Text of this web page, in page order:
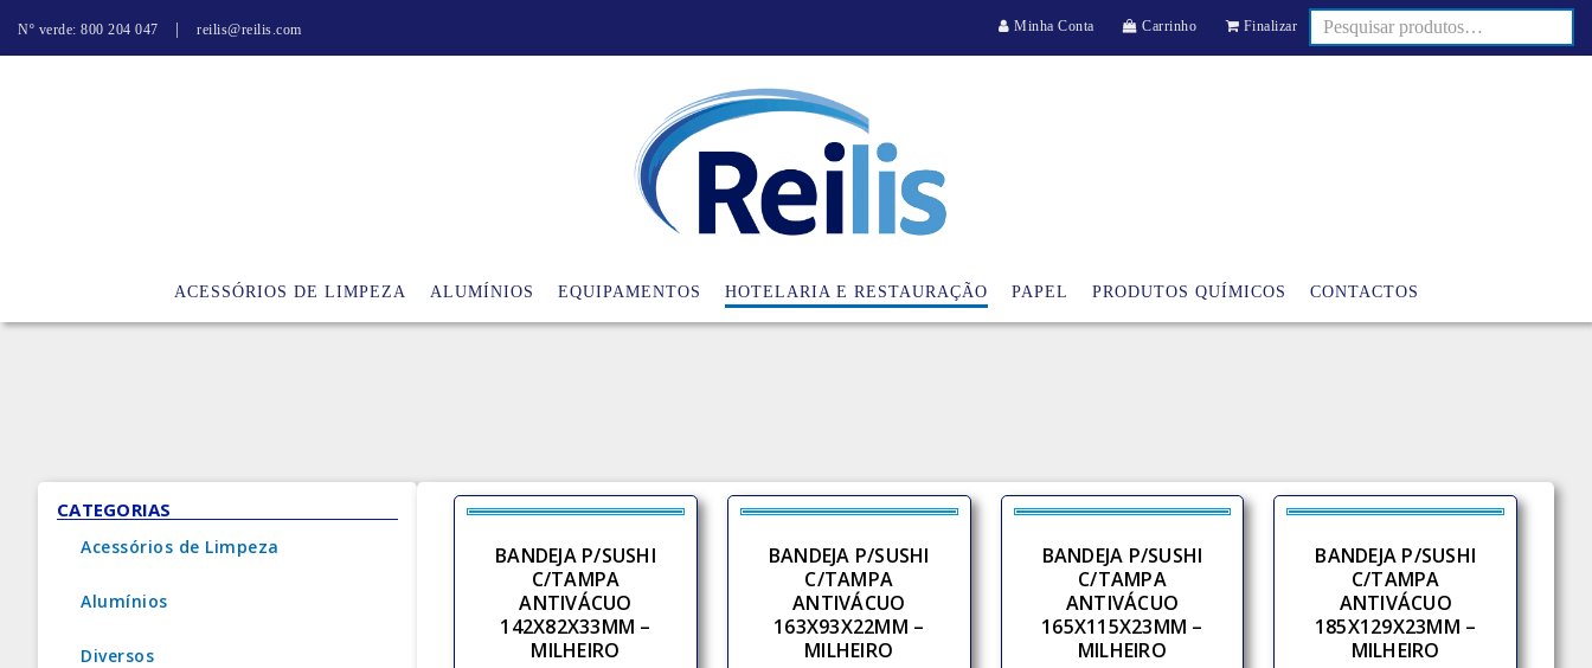
Nº verde: 800 204 047 reilis@reilis.com Minha Conta Carrinho Finalizar
ACESSÓRIOS DE LIMPEZA ALUMÍNIOS EQUIPAMENTOS HOTELARIA E RESTAURAÇÃO PAPEL PRODUTOS QUÍMICOS CONTACTOS
CATEGORIAS
Acessórios de Limpeza
Alumínios
Diversos
BANDEJA P/SUSHI
C/TAMPA
ANTIVÁCUO
142X82X33MM –
MILHEIRO
BANDEJA P/SUSHI
C/TAMPA
ANTIVÁCUO
163X93X22MM –
MILHEIRO
BANDEJA P/SUSHI
C/TAMPA
ANTIVÁCUO
165X115X23MM –
MILHEIRO
BANDEJA P/SUSHI
C/TAMPA
ANTIVÁCUO
185X129X23MM –
MILHEIRO